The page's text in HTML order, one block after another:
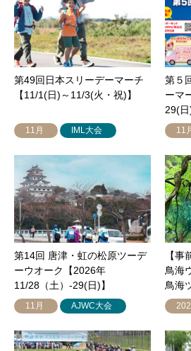
第49回日本スリーデーマーチ
【11/1(日)～11/3(火・祝)】
11月 IML大会
第５
ーマ
29(日)
11
第14回 唐津・虹の松原ツーデ
ーウオーク【2026年
11/28（土）-29(日)】
11月 AJWC大会
【
鳥海
鳥海